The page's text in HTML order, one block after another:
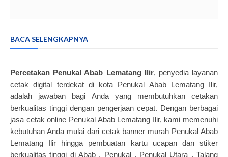
BACA SELENGKAPNYA
Percetakan Penukal Abab Lematang Ilir, penyedia layanan
cetak digital terdekat di kota Penukal Abab Lematang Ilir,
adalah jawaban bagi Anda yang membutuhkan cetakan
berkualitas tinggi dengan pengerjaan cepat. Dengan berbagai
jasa cetak online Penukal Abab Lematang Ilir, kami memenuhi
kebutuhan Anda mulai dari cetak banner murah Penukal Abab
Lematang Ilir hingga pembuatan kartu ucapan dan stiker
berkualitas tinggi di Abab , Penukal , Penukal Utara , Talang